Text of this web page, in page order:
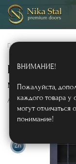
Главная
Входная
Арт629
Zn
ВНИМАНИЕ!
Пожалуйста,
каждого товара
могут отличаться
понимание!